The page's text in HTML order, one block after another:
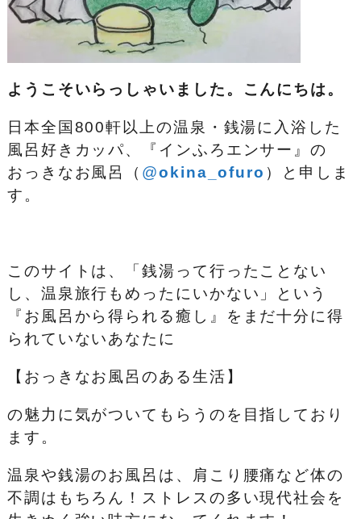
ようこそいらっしゃいました。こんにちは。
日本全国800軒以上の温泉・銭湯に入浴した
風呂好きカッパ、『インふろエンサー』の
おっきなお風呂（ @okina_ofuro ）
と申しま
す。
このサイトは、「銭湯って行ったことない
し、温泉旅行もめったにいかない」という
『お風呂から得られる癒し』をまだ十分に得
られていないあなたに
【おっきなお風呂のある生活】
の魅力に気がついてもらうのを目指しており
ます。
温泉や銭湯のお風呂は、肩こり腰痛など体の
不調はもちろん！ストレスの多い現代社会を